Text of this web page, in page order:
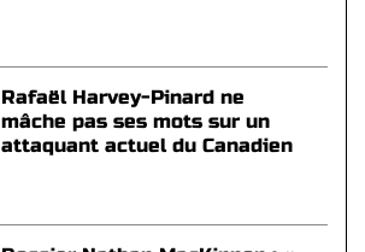
Rafaël Harvey-Pinard ne
mâche pas ses mots sur un
attaquant actuel du Canadien